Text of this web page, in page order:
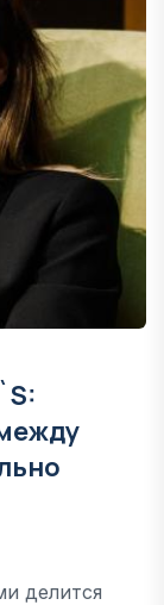
делится